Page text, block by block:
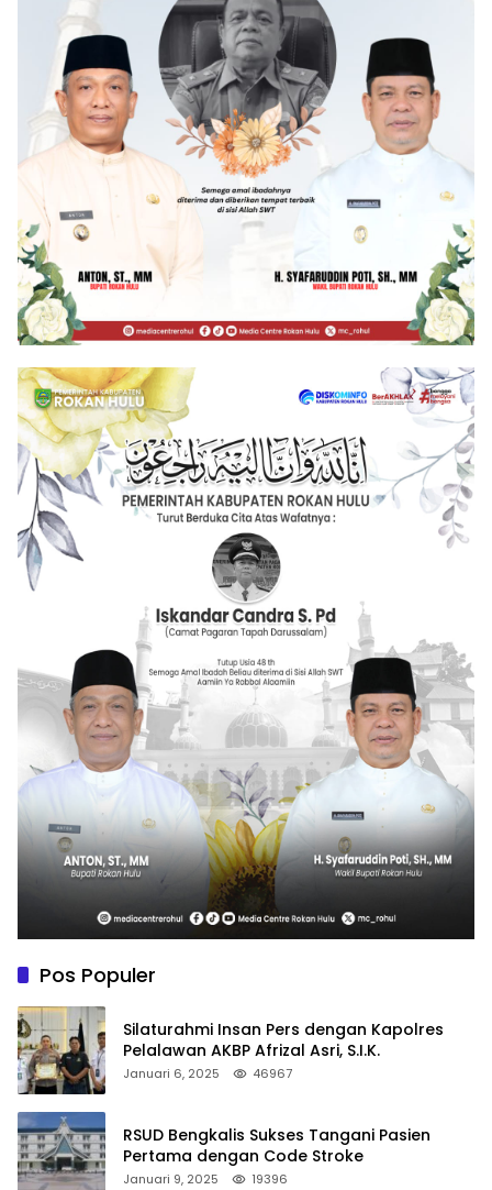
Pos Populer
Silaturahmi Insan Pers dengan Kapolres
Pelalawan AKBP Afrizal Asri, S.I.K.
Januari 6, 2025 46967
RSUD Bengkalis Sukses Tangani Pasien
Pertama dengan Code Stroke
Januari 9, 2025 19396